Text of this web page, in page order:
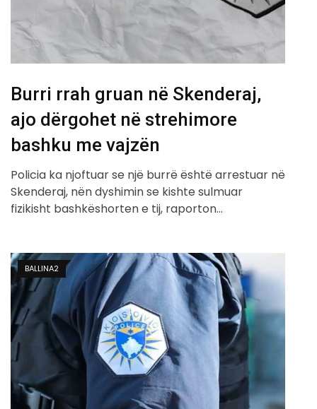
Burri rrah gruan në Skenderaj,
ajo dërgohet në strehimore
bashku me vajzën
Policia ka njoftuar se një burrë është arrestuar në
Skenderaj, nën dyshimin se kishte sulmuar
fizikisht bashkëshorten e tij, raporton…
BALLINA2